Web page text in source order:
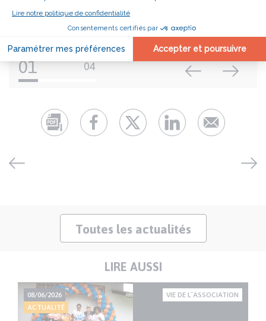
01 04
Toutes les actualités
LIRE AUSSI
08/06/2026
ACTUALITÉ
VIE DE L’ASSOCIATION